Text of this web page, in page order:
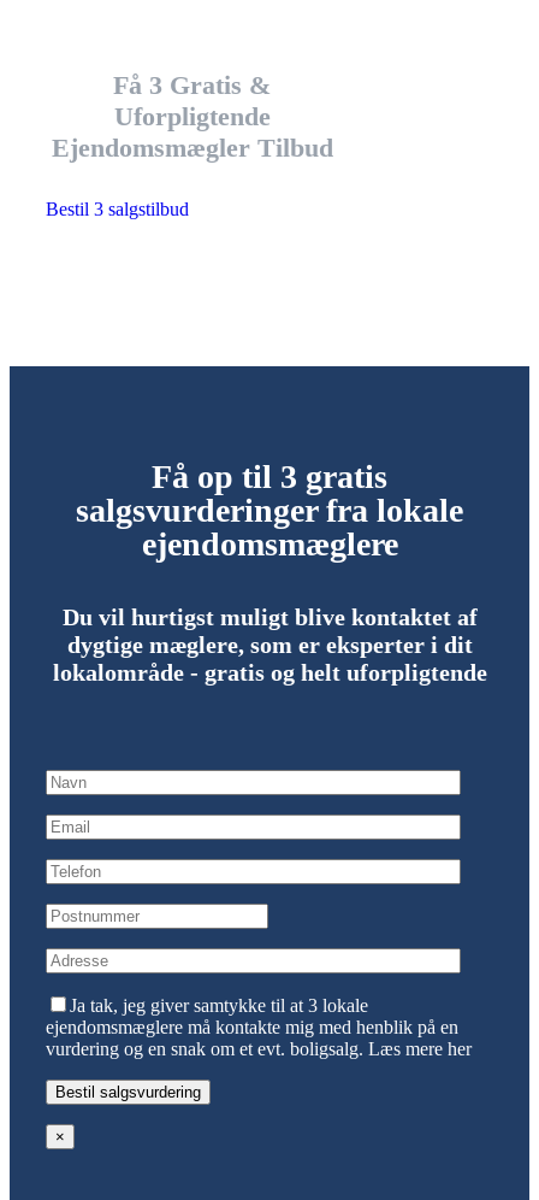
Få 3 Gratis &
Uforpligtende
Ejendomsmægler Tilbud
Bestil 3 salgstilbud
Få op til 3 gratis
salgsvurderinger fra lokale
ejendomsmæglere
Du vil hurtigst muligt blive kontaktet af
dygtige mæglere, som er eksperter i dit
lokalområde - gratis og helt uforpligtende
Ja tak, jeg giver samtykke til at 3 lokale
ejendomsmæglere må kontakte mig med henblik på en
vurdering og en snak om et evt. boligsalg. Læs mere her
×